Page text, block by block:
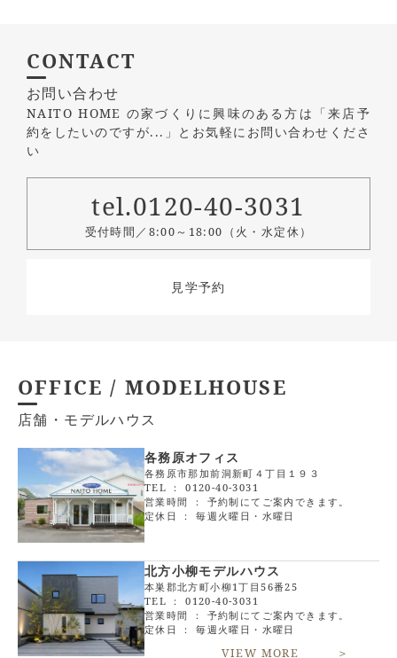
CONTACT
お問い合わせ
NAITO HOME の家づくりに興味のある方は 「来店予
約をしたいのですが...」とお気軽にお問い合わせくださ
い
tel.0120-40-3031
受付時間／8:00～18:00（火・水定休）
見学予約
OFFICE / MODELHOUSE
店舗・モデルハウス
各務原オフィス
各務原市那加前洞新町４丁目１９３
TEL ：0120-40-3031
営業時間 ： 予約制にてご案内できます。
定休日 ： 毎週火曜日・水曜日
北方小柳モデルハウス
本巣郡北方町小柳1丁目56番25
TEL ：0120-40-3031
営業時間 ： 予約制にてご案内できます。
定休日 ： 毎週火曜日・水曜日
VIEW MORE ＞